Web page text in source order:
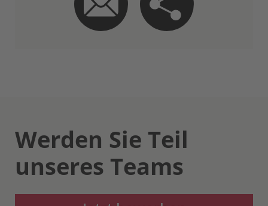
Werden Sie Teil
unseres Teams